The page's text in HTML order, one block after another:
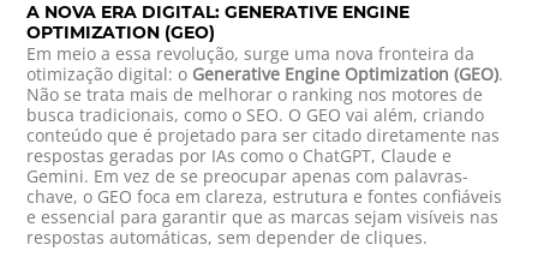
A NOVA ERA DIGITAL: GENERATIVE ENGINE
OPTIMIZATION (GEO)
Em meio a essa revolução, surge uma nova fronteira da
otimização digital: o Generative Engine Optimization (GEO).
Não se trata mais de melhorar o ranking nos motores de
busca tradicionais, como o SEO. O GEO vai além, criando
conteúdo que é projetado para ser citado diretamente nas
respostas geradas por IAs como o ChatGPT, Claude e
Gemini. Em vez de se preocupar apenas com palavras-
chave, o GEO foca em clareza, estrutura e fontes confiáveis
e essencial para garantir que as marcas sejam visíveis nas
respostas automáticas, sem depender de cliques.